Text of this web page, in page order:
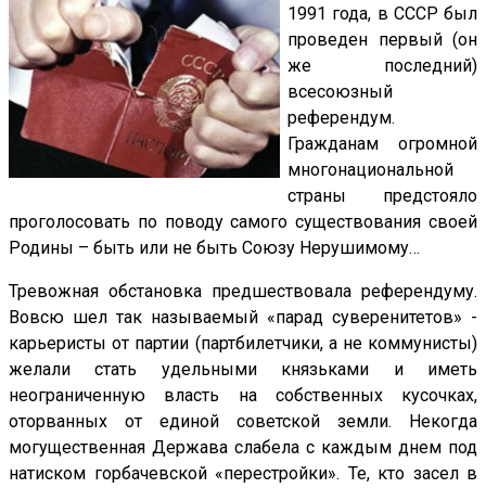
1991 года, в СССР был
проведен первый (он
же последний)
всесоюзный
референдум.
Гражданам огромной
многонациональной
страны предстояло
проголосовать по поводу самого существования своей
Родины – быть или не быть Союзу Нерушимому…
Тревожная обстановка предшествовала референдуму.
Вовсю шел так называемый «парад суверенитетов» -
карьеристы от партии (партбилетчики, а не коммунисты)
желали стать удельными князьками и иметь
неограниченную власть на собственных кусочках,
оторванных от единой советской земли. Некогда
могущественная Держава слабела с каждым днем под
натиском горбачевской «перестройки». Те, кто засел в